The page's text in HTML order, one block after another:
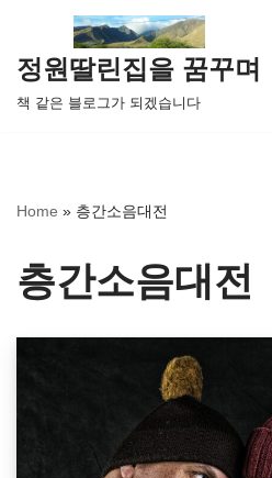
콘
텐
츠
뛰
정원딸린집을 꿈꾸며
책 같은 블로그가 되겠습니다
Home » 층간소음대전
층간소음대전